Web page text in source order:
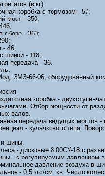
(в кг):
коробка с тормозом - 57;
мост - 350;
сборе - 360;
- 46;
шиной - 118;
передача - 36.
66-06, оборудованный
коробка -
Отбор мощности от
валов.
передача ведущих мостов -
- кулачкового типа.
и шины.
- дисковые 8.00СУ-18 с
с регулируемым давлением
давление воздуха в
- 0,5 кгс/см. кв. Число